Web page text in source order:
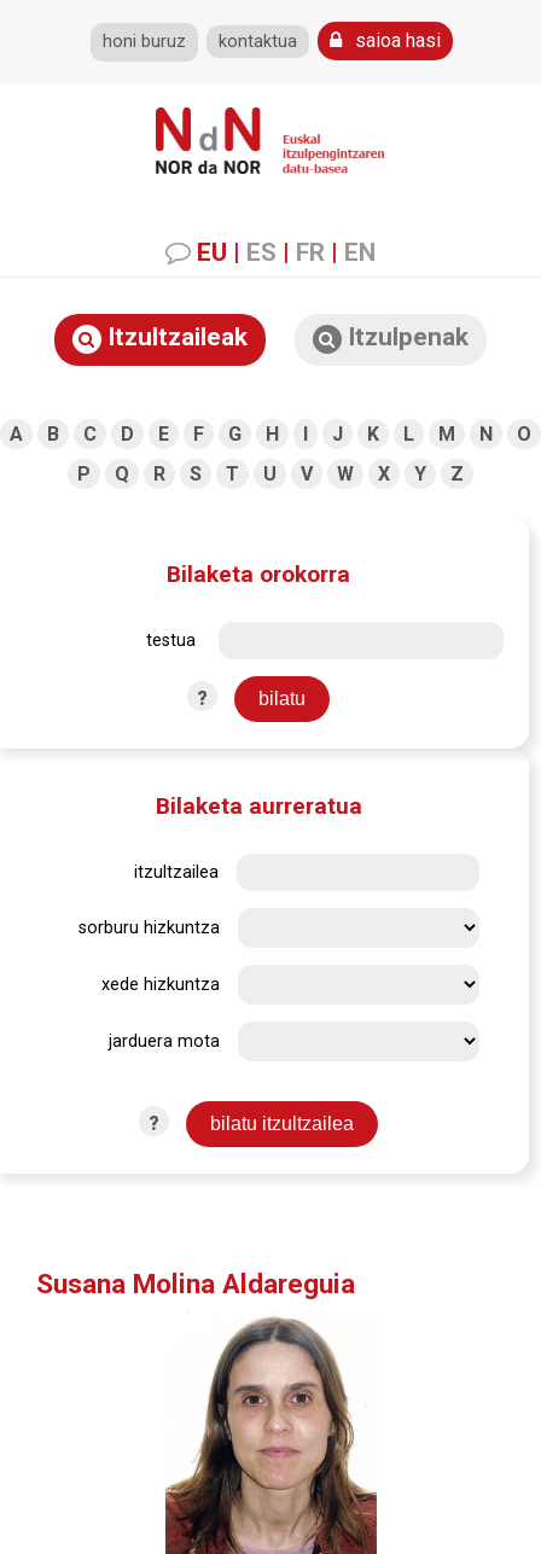
honi buruz kontaktua saioa hasi
EU | ES | FR | EN
Itzultzaileak Itzulpenak
A B C D E F G H I J K L M N
O
P
Q R S T U V W X Y Z
Bilaketa orokorra
testua
?
Bilaketa aurreratua
itzultzailea
sorburu hizkuntza
xede hizkuntza
jarduera mota
?
Susana Molina Aldareguia